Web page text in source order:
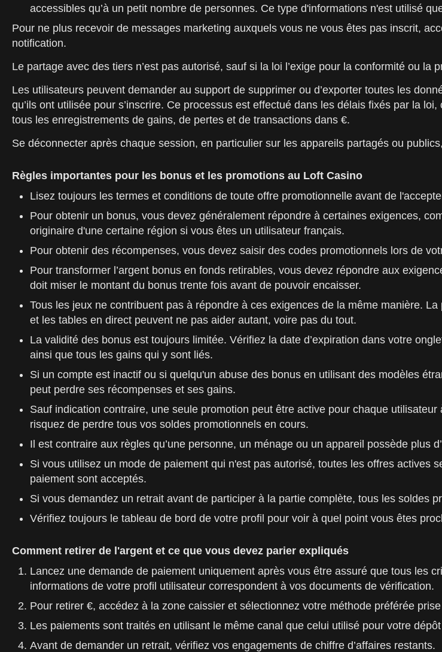
accessibles qu’à un petit nombre de personnes. Ce type d'informations n'est utilisé
Pour ne plus recevoir de messages marketing auxquels vous ne vous êtes pas inscrit,
notification.
Le partage avec des tiers n’est pas autorisé, sauf si la loi l’exige pour la conformité ou la
Les utilisateurs peuvent demander au support de supprimer ou d’exporter toutes les
qu’ils ont utilisée pour s’inscrire. Ce processus est effectué dans les délais fixés par la
tous les enregistrements de gains, de pertes et de transactions dans €.
Se déconnecter après chaque session, en particulier sur les appareils partagés ou
Règles importantes pour les bonus et les promotions au Loft Casino
Lisez toujours les termes et conditions de toute offre promotionnelle avant de
Pour obtenir un bonus, vous devez généralement répondre à certaines exigences,
originaire d'une certaine région si vous êtes un utilisateur français.
Pour obtenir des récompenses, vous devez saisir des codes promotionnels lors de
Pour transformer l’argent bonus en fonds retirables, vous devez répondre aux
doit miser le montant du bonus trente fois avant de pouvoir encaisser.
Tous les jeux ne contribuent pas à répondre à ces exigences de la même manière.
et les tables en direct peuvent ne pas aider autant, voire pas du tout.
La validité des bonus est toujours limitée. Vérifiez la date d’expiration dans votre
ainsi que tous les gains qui y sont liés.
Si un compte est inactif ou si quelqu'un abuse des bonus en utilisant des modèles
peut perdre ses récompenses et ses gains.
Sauf indication contraire, une seule promotion peut être active pour chaque
risquez de perdre tous vos soldes promotionnels en cours.
Il est contraire aux règles qu’une personne, un ménage ou un appareil possède plus
Si vous utilisez un mode de paiement qui n'est pas autorisé, toutes les offres actives
paiement sont acceptés.
Si vous demandez un retrait avant de participer à la partie complète, tous les soldes
Vérifiez toujours le tableau de bord de votre profil pour voir à quel point vous êtes
Comment retirer de l'argent et ce que vous devez parier expliqués
Lancez une demande de paiement uniquement après vous être assuré que tous les
informations de votre profil utilisateur correspondent à vos documents de vérification.
Pour retirer €, accédez à la zone caissier et sélectionnez votre méthode préférée
Les paiements sont traités en utilisant le même canal que celui utilisé pour votre
Avant de demander un retrait, vérifiez vos engagements de chiffre d’affaires restants.